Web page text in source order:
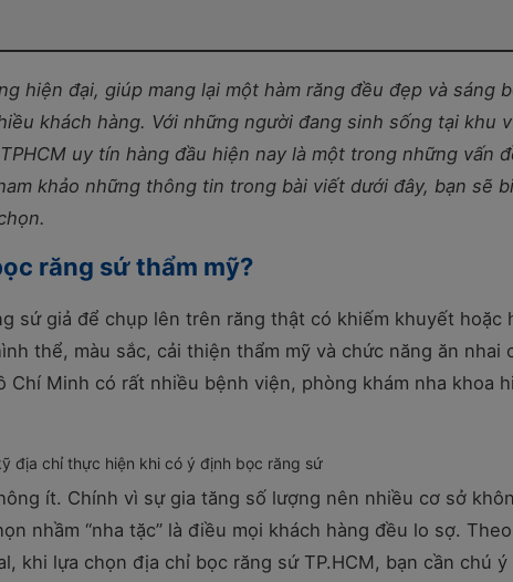
hiện đại, giúp mang lại một hàm răng đều đẹp và sáng
khách hàng. Với những người đang sinh sống tại khu
TPHCM uy tín hàng đầu hiện nay là một trong những vấn
khảo những thông tin trong bài viết dưới đây, bạn sẽ
răng sứ thẩm mỹ?
sứ giả để chụp lên trên răng thật có khiếm khuyết hoặc
thể, màu sắc, cải thiện thẩm mỹ và chức năng ăn nhai
Chí Minh có rất nhiều bệnh viện, phòng khám nha khoa
địa chỉ thực hiện khi có ý định bọc răng sứ
ít. Chính vì sự gia tăng số lượng nên nhiều cơ sở
nhầm “nha tặc” là điều mọi khách hàng đều lo sợ.
khi lựa chọn địa chỉ bọc răng sứ TP.HCM, bạn cần chú ý